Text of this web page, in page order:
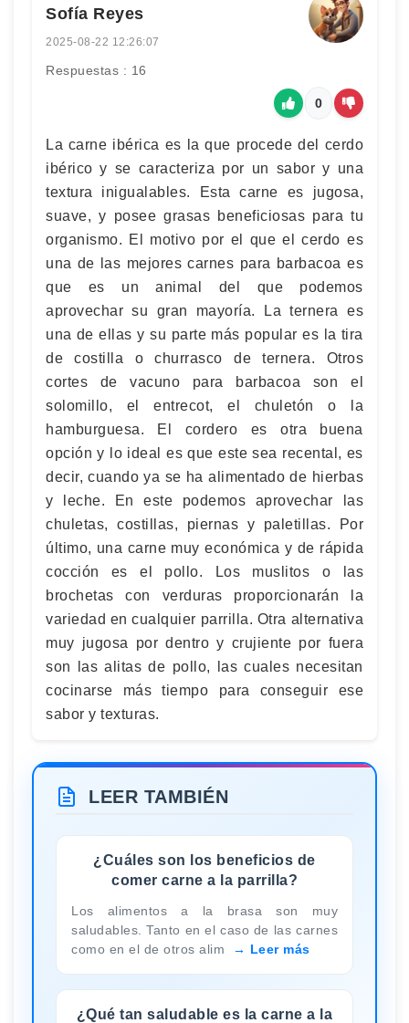
Sofía Reyes
2025-08-22 12:26:07
Respuestas : 16
0
La carne ibérica es la que procede del cerdo
ibérico y se caracteriza por un sabor y una
textura inigualables. Esta carne es jugosa,
suave, y posee grasas beneficiosas para tu
organismo. El motivo por el que el cerdo es
una de las mejores carnes para barbacoa es
que es un animal del que podemos
aprovechar su gran mayoría. La ternera es
una de ellas y su parte más popular es la tira
de costilla o churrasco de ternera. Otros
cortes de vacuno para barbacoa son el
solomillo, el entrecot, el chuletón o la
hamburguesa. El cordero es otra buena
opción y lo ideal es que este sea recental, es
decir, cuando ya se ha alimentado de hierbas
y leche. En este podemos aprovechar las
chuletas, costillas, piernas y paletillas. Por
último, una carne muy económica y de rápida
cocción es el pollo. Los muslitos o las
brochetas con verduras proporcionarán la
variedad en cualquier parrilla. Otra alternativa
muy jugosa por dentro y crujiente por fuera
son las alitas de pollo, las cuales necesitan
cocinarse más tiempo para conseguir ese
sabor y texturas.
LEER TAMBIÉN
¿Cuáles son los beneficios de
comer carne a la parrilla?
Los alimentos a la brasa son muy
saludables. Tanto en el caso de las carnes
como en el de otros alim
Leer más
¿Qué tan saludable es la carne a la